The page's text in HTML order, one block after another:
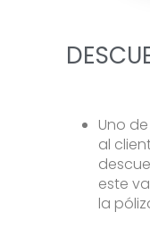
Uno
al
este
la